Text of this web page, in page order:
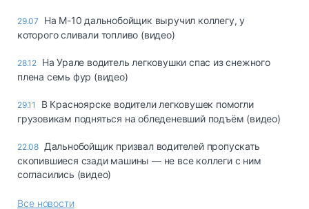
29.07
На М-10 дальнобойщик выручил коллегу, у
которого сливали топливо (видео)
28.12 На Урале водитель легковушки спас из снежного
плена семь фур (видео)
29.11
В Красноярске водители легковушек помогли
грузовикам подняться на обледеневший подъём (видео)
22.08 Дальнобойщик призвал водителей пропускать
скопившиеся сзади машины — не все коллеги с ним
согласились (видео)
Все новости